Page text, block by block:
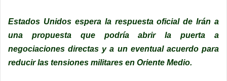
Estados Unidos espera la respuesta oficial de Irán a
una propuesta que podría abrir la puerta a
negociaciones directas y a un eventual acuerdo para
reducir las tensiones militares en Oriente Medio.